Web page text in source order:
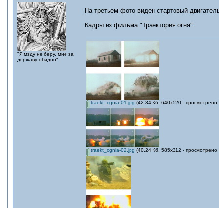
"Я мзду не беру, мне за
державу обидно"
На третьем фото виден стартовый
Кадры из фильма "Траектория огня"
traekt_ognia-01.jpg (42.34 Кб, 640x520 - просмотрено
traekt_ognia-02.jpg (40.24 Кб, 585x312 - просмотрено